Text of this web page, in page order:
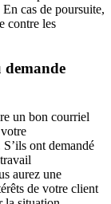
cas de poursuite,
contre les
demande
un bon courriel
ont demandé
aurez une
de votre client